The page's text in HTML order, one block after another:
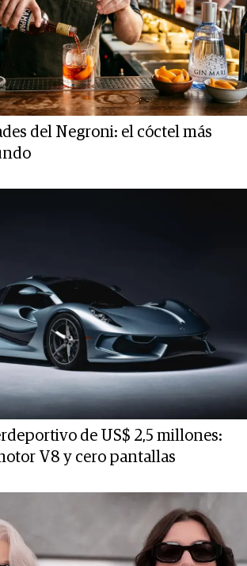
del Negroni: el cóctel más
de US$ 2,5 millones:
V8 y cero pantallas